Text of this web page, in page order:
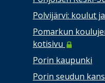
Polvijärvi: koulut
Pomarkun
kotisivu
Porin kaupunki
Porin seudun